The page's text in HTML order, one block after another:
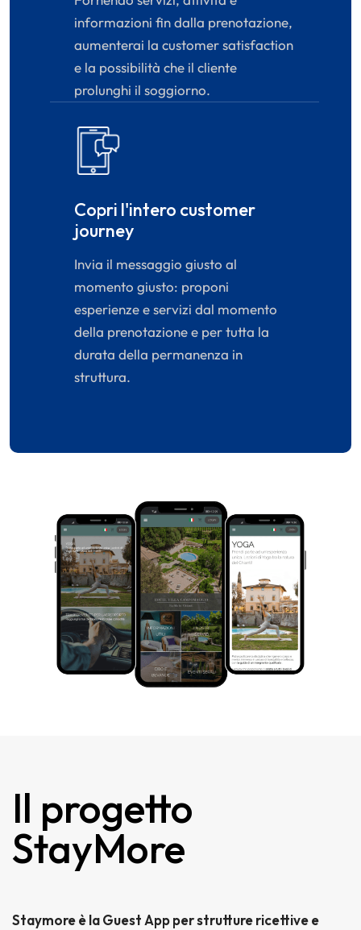
informazioni fin dalla prenotazione,
aumenterai la customer satisfaction
e la possibilità che il cliente
prolunghi il soggiorno.
Copri l'intero customer
journey
Invia il messaggio giusto al
momento giusto: proponi
esperienze e servizi dal momento
della prenotazione e per tutta la
durata della permanenza in
struttura.
Il progetto
StayMore
Staymore è la Guest App per strutture ricettive e